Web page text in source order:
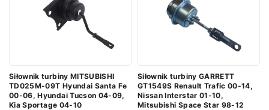
Siłownik turbiny MITSUBISHI
TD025M-09T Hyundai Santa Fe
00-06, Hyundai Tucson 04-09,
Kia Sportage 04-10
Siłownik turbiny GARRETT
GT1549S Renault Trafic 00-14,
Nissan Interstar 01-10,
Mitsubishi Space Star 98-12